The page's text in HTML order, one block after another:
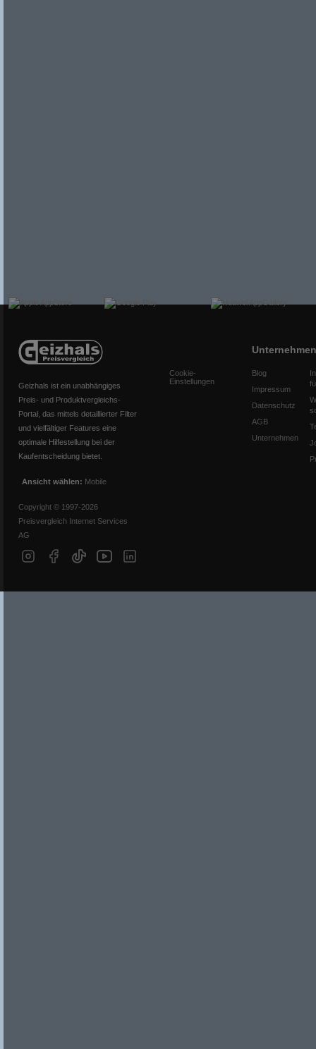
Geizhals ist ein unabhängiges
Preis- und Produktvergleichs-
Portal, das mittels detaillierter Filter
und vielfältiger Features eine
optimale Hilfestellung bei der
Kaufentscheidung bietet.
Ansicht wählen: Mobile
Copyright © 1997-2026
Preisvergleich Internet Services
AG
Cookie-
Einstellungen
Unternehmen
Blog
Impressum
Datenschutz
AGB
Unternehmen